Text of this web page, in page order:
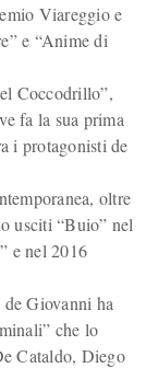
Viareggio e
e “Anime di
Coccodrillo”,
fa la sua prima
i protagonisti de
oltre
usciti “Buio” nel
e nel 2016
Giovanni ha
che lo
Cataldo, Diego